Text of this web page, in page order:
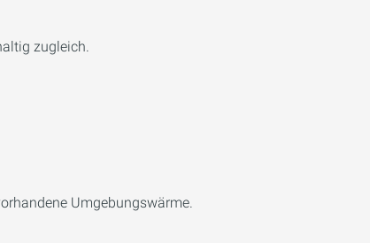
zugleich.
Umgebungswärme.